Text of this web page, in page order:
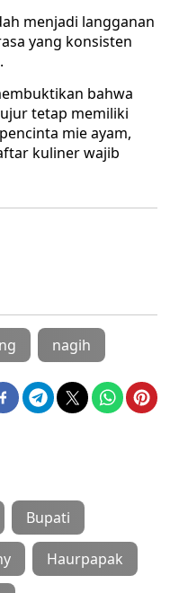
menjadi langganan
yang konsisten
bahwa
tetap memiliki
mie ayam,
kuliner wajib
nagih
Bupati
Haurpapak